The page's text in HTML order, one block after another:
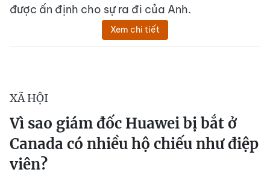
được ấn định cho sự ra đi của Anh.
Xem chi tiết
XÃ HỘI
Vì sao giám đốc Huawei bị bắt ở
Canada có nhiều hộ chiếu như điệp
viên?